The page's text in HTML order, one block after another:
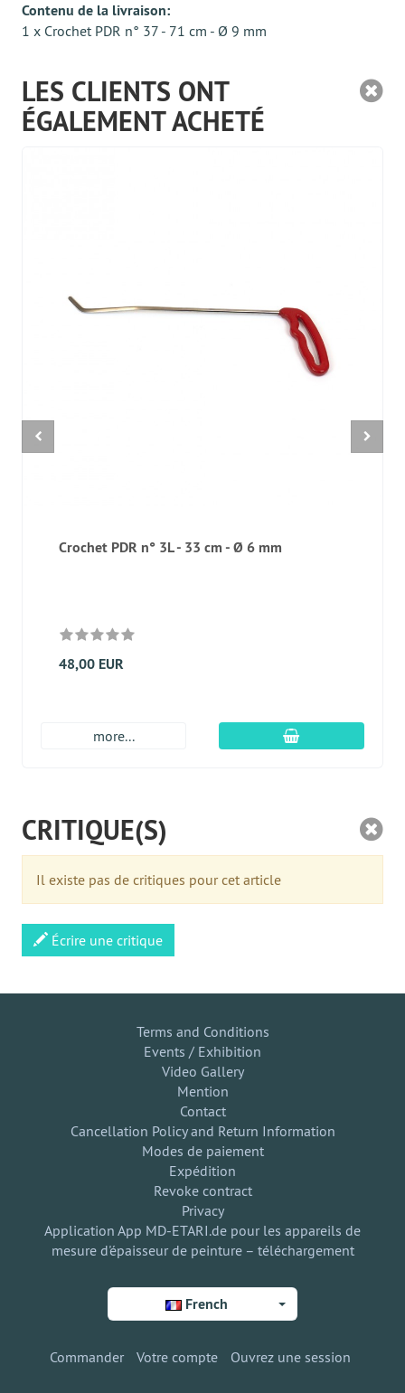
Contenu de la livraison:
1 x Crochet PDR n° 37 - 71 cm - Ø 9 mm
LES CLIENTS ONT
ÉGALEMENT ACHETÉ
Crochet PDR n° 3L - 33 cm - Ø 6 mm
48,00 EUR
more... Ajouter au panier
CRITIQUE(S)
Il existe pas de critiques pour cet article
Écrire une critique
Terms and Conditions
Events / Exhibition
Video Gallery
Mention
Contact
Cancellation Policy and Return Information
Modes de paiement
Expédition
Revoke contract
Privacy
Application App MD-ETARI.de pour les appareils de
mesure d'épaisseur de peinture – téléchargement
French
Commander Votre compte Ouvrez une session